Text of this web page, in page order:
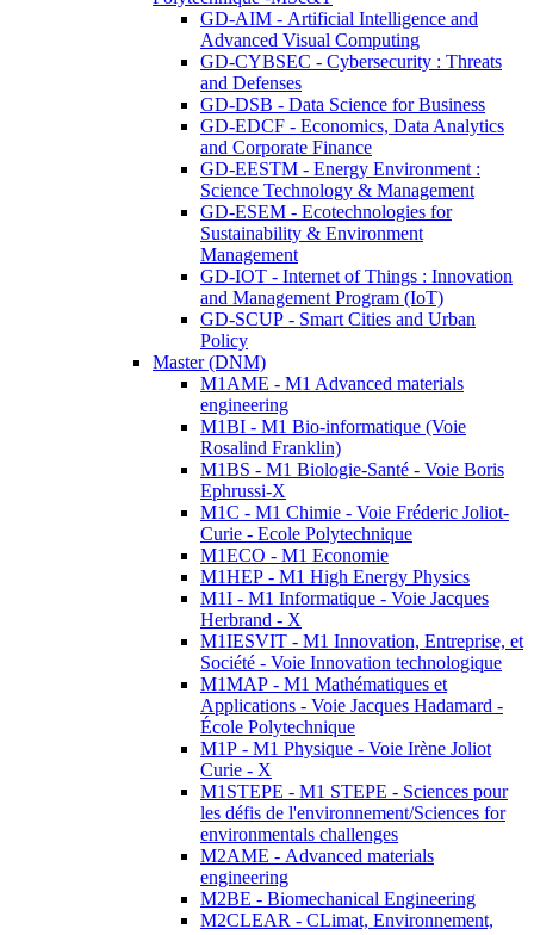
GD-AIM - Artificial Intelligence and
Advanced Visual Computing
GD-CYBSEC - Cybersecurity : Threats
and Defenses
GD-DSB - Data Science for Business
GD-EDCF - Economics, Data Analytics
and Corporate Finance
GD-EESTM - Energy Environment :
Science Technology & Management
GD-ESEM - Ecotechnologies for
Sustainability & Environment
Management
GD-IOT - Internet of Things : Innovation
and Management Program (IoT)
GD-SCUP - Smart Cities and Urban
Policy
Master (DNM)
M1AME - M1 Advanced materials
engineering
M1BI - M1 Bio-informatique (Voie
Rosalind Franklin)
M1BS - M1 Biologie-Santé - Voie Boris
Ephrussi-X
M1C - M1 Chimie - Voie Fréderic Joliot-
Curie - Ecole Polytechnique
M1ECO - M1 Economie
M1HEP - M1 High Energy Physics
M1I - M1 Informatique - Voie Jacques
Herbrand - X
M1IESVIT - M1 Innovation, Entreprise, et
Société - Voie Innovation technologique
M1MAP - M1 Mathématiques et
Applications - Voie Jacques Hadamard -
École Polytechnique
M1P - M1 Physique - Voie Irène Joliot
Curie - X
M1STEPE - M1 STEPE - Sciences pour
les défis de l'environnement/Sciences for
environmentals challenges
M2AME - Advanced materials
engineering
M2BE - Biomechanical Engineering
M2CLEAR - CLimat, Environnement,